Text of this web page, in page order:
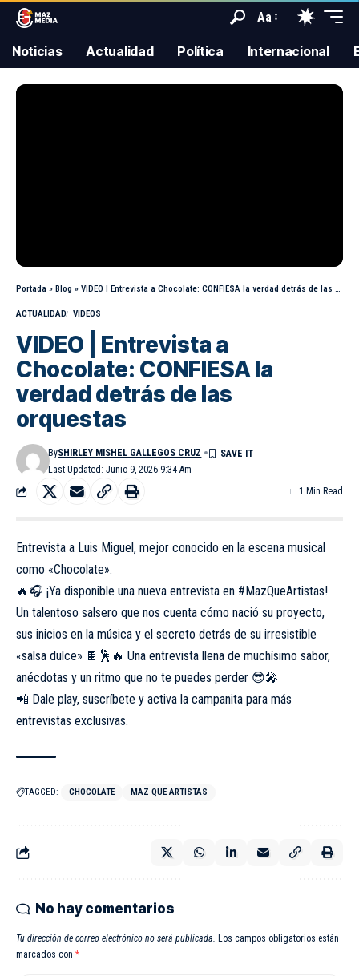
Aa
Noticias Actualidad Política Internacional
Portada » Blog » VIDEO | Entrevista a Chocolate: CONFIESA la verdad detrás de las orquestas
ACTUALIDAD VIDEOS
VIDEO | Entrevista a
Chocolate: CONFIESA la
verdad detrás de las
orquestas
Last Updated: Junio 9, 2026 9:34 Am
BySHIRLEY MISHEL GALLEGOS CRUZ
1 Min Read
Entrevista a Luis Miguel, mejor conocido en la escena musical
como «Chocolate».
🔥🎧 ¡Ya disponible una nueva entrevista en #MazQueArtistas!
Un talentoso salsero que nos cuenta cómo nació su proyecto,
sus inicios en la música y el secreto detrás de su irresistible
«salsa dulce» 🍫🕺🔥 Una entrevista llena de muchísimo sabor,
anécdotas y un ritmo que no te puedes perder 😎🎤
📲 Dale play, suscríbete y activa la campanita para más
entrevistas exclusivas.
TAGGED: CHOCOLATE MAZ QUE ARTISTAS
No hay comentarios
Tu dirección de correo electrónico no será publicada. Los campos obligatorios están
marcados con *